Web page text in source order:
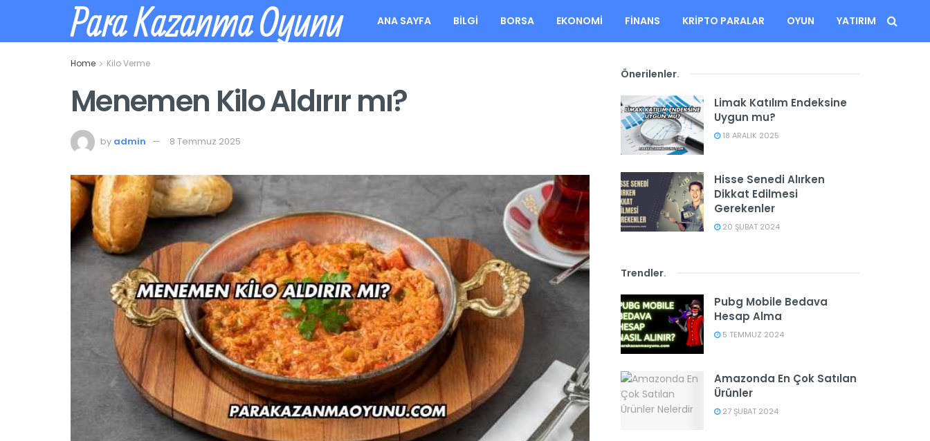
Para Kazanma Oyunu ANA SAYFA BILGI BORSA EKONOMI FINANS KRIPTO PARALAR OYUN YATIRIM
Home Kilo Verme
Menemen Kilo Aldırır mı?
by admin 8 Temmuz 2025
Önerilenler.
Limak Katılım Endeksine
Uygun mu?
18 ARALIK 2025
Hisse Senedi Alırken
Dikkat Edilmesi
Gerekenler
20 ŞUBAT 2024
Trendler.
Pubg Mobile Bedava
Hesap Alma
5 TEMMUZ 2024
Amazonda En Çok Satılan
Ürünler
27 ŞUBAT 2024